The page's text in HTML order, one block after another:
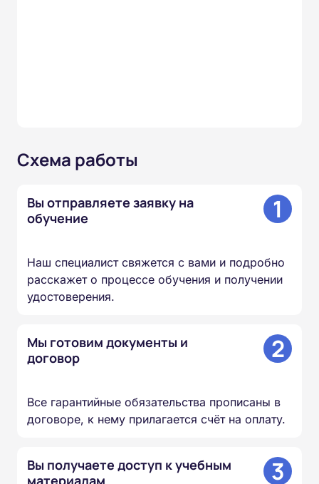
Схема работы
Вы отправляете заявку на
обучение
1
Наш специалист свяжется с вами и подробно
расскажет о процессе обучения и получении
удостоверения.
Мы готовим документы и
договор
2
Все гарантийные обязательства прописаны в
договоре, к нему прилагается счёт на оплату.
Вы получаете доступ к учебным
3